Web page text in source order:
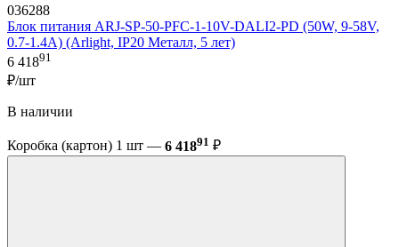
036288
Блок питания ARJ-SP-50-PFC-1-10V-DALI2-PD (50W, 9-58V,
0.7-1.4A) (Arlight, IP20 Металл, 5 лет)
6 41891
₽/шт
В наличии
Коробка (картон) 1 шт — 6 41891 ₽